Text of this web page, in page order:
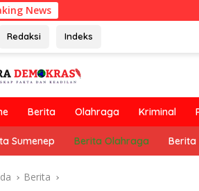
News
Redaksi Indeks
Berita Olahraga Kriminal
Sumenep Berita Olahraga Berita
Berita